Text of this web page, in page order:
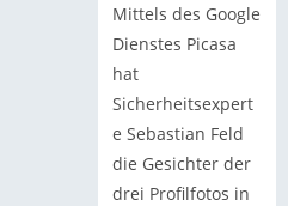
Mittels des Google
Dienstes Picasa
hat
Sicherheitsexpert
e Sebastian Feld
die Gesichter der
drei Profilfotos in